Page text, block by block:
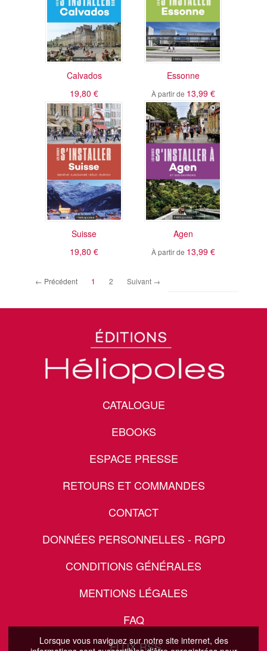
Lorsque vous naviguez sur notre site internet, des
Calvados
19,80 €
Essonne
À partir de 13,99 €
Suisse
19,80 €
Agen
À partir de 13,99 €
← Précédent 1 (current)
2 Suivant →
CATALOGUE
EBOOKS
ESPACE PRESSE
RETOURS ET COMMANDES
CONTACT
DONNÉES PERSONNELLES - RGPD
CONDITIONS GÉNÉRALES
MENTIONS LÉGALES
FAQ
FLUX RSS